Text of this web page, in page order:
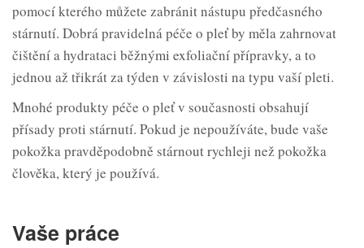
pomocí kterého můžete zabránit nástupu předčasného
stárnutí. Dobrá pravidelná péče o pleť by měla zahrnovat
čištění a hydrataci běžnými exfoliační přípravky, a to
jednou až třikrát za týden v závislosti na typu vaší pleti.
Mnohé produkty péče o pleť v současnosti obsahují
přísady proti stárnutí. Pokud je nepoužíváte, bude vaše
pokožka pravděpodobně stárnout rychleji než pokožka
člověka, který je používá.
Vaše práce